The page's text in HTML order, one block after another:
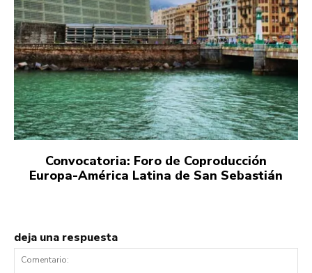
Convocatoria: Foro de Coproducción
Europa-América Latina de San Sebastián
deja una respuesta